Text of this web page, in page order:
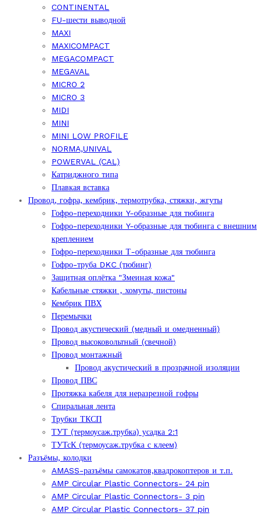
CONTINENTAL
FU-шести выводной
MAXI
MAXICOMPACT
MEGACOMPACT
MEGAVAL
MICRO 2
MICRO 3
MIDI
MINI
MINI LOW PROFILE
NORMA,UNIVAL
POWERVAL (CAL)
Катриджного типа
Плавкая вставка
Провод, гофра, кембрик, термотрубка, стяжки, жгуты
Гофро-переходники Y-образные для тюбинга
Гофро-переходники Y-образные для тюбинга с внешним
креплением
Гофро-переходники Т-образные для тюбинга
Гофро-труба DKC (тюбинг)
Защитная оплётка "Змеиная кожа"
Кабельные стяжки , хомуты, пистоны
Кембрик ПВХ
Перемычки
Провод акустический (медный и омедненный)
Провод высоковольтный (свечной)
Провод монтажный
Провод акустический в прозрачной изоляции
Провод ПВС
Протяжка кабеля для неразрезной гофры
Спиральная лента
Трубки ТКСП
ТУТ (термоусаж.трубка) усадка 2:1
ТУТсК (термоусаж.трубка с клеем)
Разъёмы, колодки
AMASS-разъёмы самокатов,квадрокоптеров и т.п.
AMP Circular Plastic Connectors- 24 pin
AMP Circular Plastic Connectors- 3 pin
AMP Circular Plastic Connectors- 37 pin